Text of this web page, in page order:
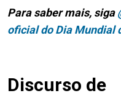
Para saber mais, siga
oficial do Dia Mundial
Discurso de